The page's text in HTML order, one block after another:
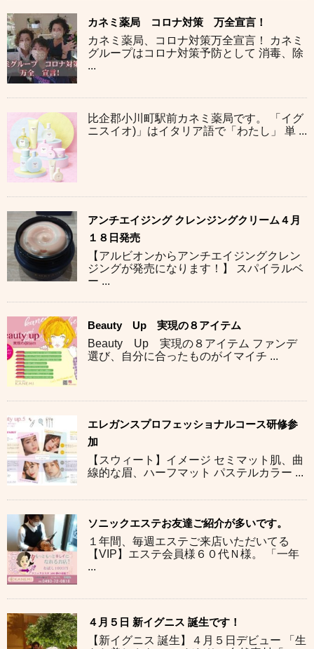
カネミ薬局 コロナ対策 万全宣言！
カネミ薬局、コロナ対策万全宣言！ カネミ
グループはコロナ対策予防として 消毒、除
...
比企郡小川町駅前カネミ薬局です。 「イグ
ニスイオ)」はイタリア語で「わたし」 単 ...
アンチエイジング クレンジングクリーム４月
１８日発売
【アルビオンからアンチエイジングクレン
ジングが発売になります！】 スパイラルベ
ー ...
Beauty Up 実現の８アイテム
Beauty Up 実現の８アイテム ファンデ
選び、自分に合ったものがイマイチ ...
エレガンスプロフェッショナルコース研修参
加
【スウィート】イメージ セミマット肌、曲
線的な眉、ハーフマット パステルカラー ...
ソニックエステお友達ご紹介が多いです。
１年間、毎週エステご来店いただいてる
【VIP】エステ会員様６０代Ｎ様。 「一年
...
４月５日 新イグニス 誕生です！
【新イグニス 誕生】４月５日デビュー 「生